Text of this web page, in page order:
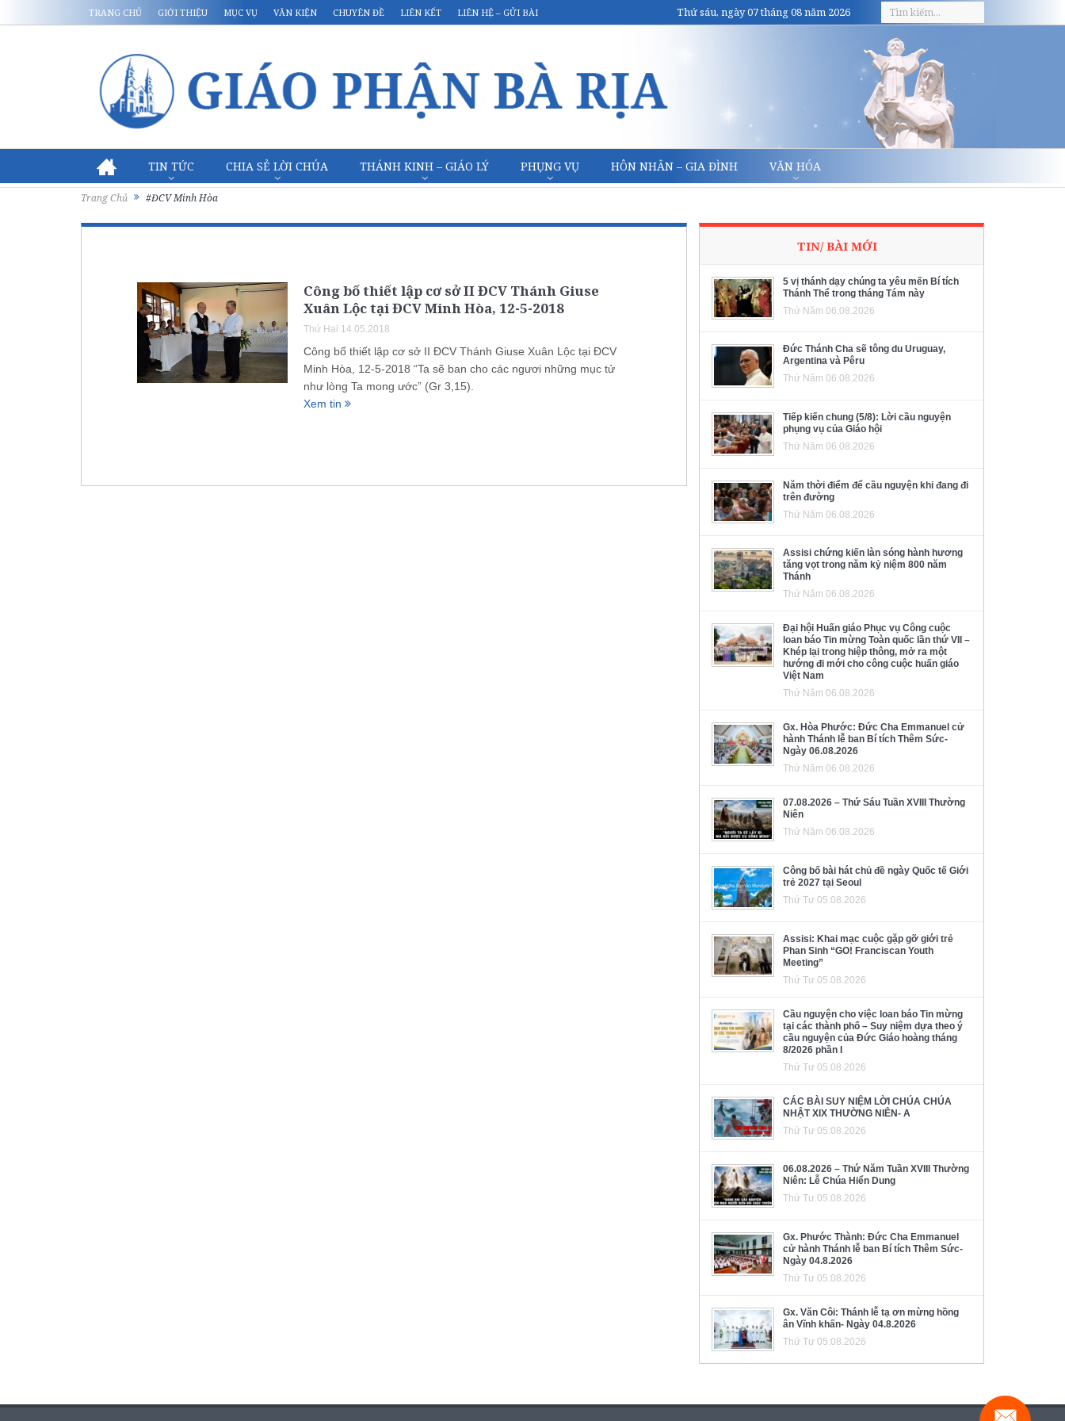
TRANG CHỦ GIỚI THIỆU MỤC VỤ VĂN KIỆN CHUYÊN ĐỀ LIÊN KẾT LIÊN HỆ – GỬI BÀI Thứ sáu, ngày 07 tháng 08 năm 2026
TIN TỨC CHIA SẺ LỜI CHÚA THÁNH KINH – GIÁO LÝ PHỤNG VỤ HÔN NHÂN – GIA ĐÌNH VĂN HÓA
Trang Chủ #ĐCV Minh Hòa
Công bố thiết lập cơ sở II ĐCV Thánh Giuse
Xuân Lộc tại ĐCV Minh Hòa, 12-5-2018
Thứ Hai 14.05.2018
Công bố thiết lập cơ sở II ĐCV Thánh Giuse Xuân Lộc tại ĐCV
Minh Hòa, 12-5-2018 “Ta sẽ ban cho các ngươi những mục tử
như lòng Ta mong ước” (Gr 3,15).
Xem tin
TIN/ BÀI MỚI
5 vị thánh dạy chúng ta yêu mến Bí tích
Thánh Thể trong tháng Tám này
Thứ Năm 06.08.2026
Đức Thánh Cha sẽ tông du Uruguay,
Argentina và Pêru
Thứ Năm 06.08.2026
Tiếp kiến chung (5/8): Lời cầu nguyện
phụng vụ của Giáo hội
Thứ Năm 06.08.2026
Năm thời điểm để cầu nguyện khi đang đi
trên đường
Thứ Năm 06.08.2026
Assisi chứng kiến làn sóng hành hương
tăng vọt trong năm kỷ niệm 800 năm
Thánh
Thứ Năm 06.08.2026
Đại hội Huấn giáo Phục vụ Công cuộc
loan báo Tin mừng Toàn quốc lần thứ VII –
Khép lại trong hiệp thông, mở ra một
hướng đi mới cho công cuộc huấn giáo
Việt Nam
Thứ Năm 06.08.2026
Gx. Hòa Phước: Đức Cha Emmanuel cử
hành Thánh lễ ban Bí tích Thêm Sức-
Ngày 06.08.2026
Thứ Năm 06.08.2026
07.08.2026 – Thứ Sáu Tuần XVIII Thường
Niên
Thứ Năm 06.08.2026
Công bố bài hát chủ đề ngày Quốc tế Giới
trẻ 2027 tại Seoul
Thứ Tư 05.08.2026
Assisi: Khai mạc cuộc gặp gỡ giới trẻ
Phan Sinh “GO! Franciscan Youth
Meeting”
Thứ Tư 05.08.2026
Cầu nguyện cho việc loan báo Tin mừng
tại các thành phố – Suy niệm dựa theo ý
cầu nguyện của Đức Giáo hoàng tháng
8/2026 phần I
Thứ Tư 05.08.2026
CÁC BÀI SUY NIỆM LỜI CHÚA CHÚA
NHẬT XIX THƯỜNG NIÊN- A
Thứ Tư 05.08.2026
06.08.2026 – Thứ Năm Tuần XVIII Thường
Niên: Lễ Chúa Hiển Dung
Thứ Tư 05.08.2026
Gx. Phước Thành: Đức Cha Emmanuel
cử hành Thánh lễ ban Bí tích Thêm Sức-
Ngày 04.8.2026
Thứ Tư 05.08.2026
Gx. Văn Côi: Thánh lễ tạ ơn mừng hồng
ân Vĩnh khấn- Ngày 04.8.2026
Thứ Tư 05.08.2026